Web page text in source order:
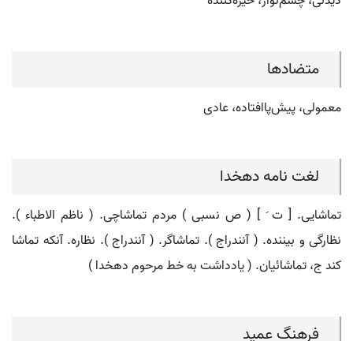
متضادها
معمولی، پیش‌پاافتاده، عادی
لغت نامه دهخدا
تماشایی. [ ت َ ] ( ص نسبی ) مردم تماشاچی. ( ناظم الاطباء ).
نظارگی و بیننده. ( آنندراج ). تماشاگر. ( آنندراج ). نظاره. آنکه تماشا
کند ج، تماشائیان. ( یادداشت به خط مرحوم دهخدا )
فرهنگ عمید